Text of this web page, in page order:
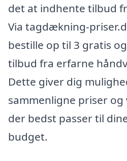
det at indhente tilbud
Via tagdækning-
bestille op til 3 gratis
tilbud fra erfarne
Dette giver dig
sammenligne priser
der bedst passer til
budget.